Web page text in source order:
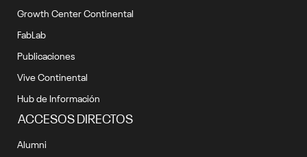
Growth Center Continental
FabLab
Publicaciones
Vive Continental
Hub de Información
ACCESOS DIRECTOS
Alumni